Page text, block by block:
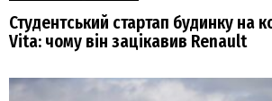
Студентський стартап будинку на
Vita: чому він зацікавив Renault